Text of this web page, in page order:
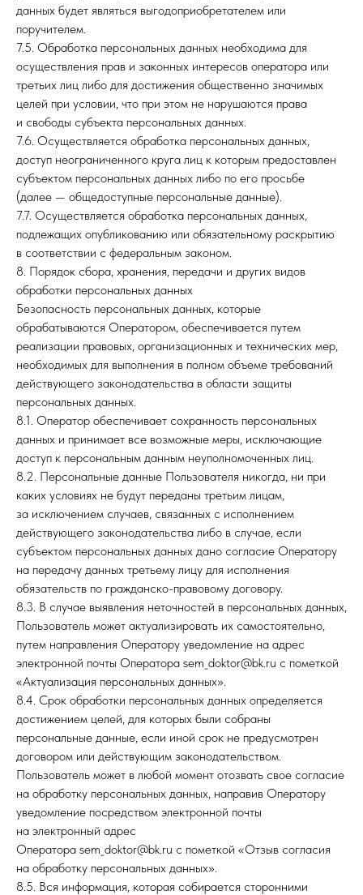
данных будет являться выгодоприобретателем или
поручителем.
7.5. Обработка персональных данных необходима для
осуществления прав и законных интересов оператора или
третьих лиц либо для достижения общественно значимых
целей при условии, что при этом не нарушаются права
и свободы субъекта персональных данных.
7.6. Осуществляется обработка персональных данных,
доступ неограниченного круга лиц к которым предоставлен
субъектом персональных данных либо по его просьбе
(далее — общедоступные персональные данные).
7.7. Осуществляется обработка персональных данных,
подлежащих опубликованию или обязательному раскрытию
в соответствии с федеральным законом.
8. Порядок сбора, хранения, передачи и других видов
обработки персональных данных
Безопасность персональных данных, которые
обрабатываются Оператором, обеспечивается путем
реализации правовых, организационных и технических мер,
необходимых для выполнения в полном объеме требований
действующего законодательства в области защиты
персональных данных.
8.1. Оператор обеспечивает сохранность персональных
данных и принимает все возможные меры, исключающие
доступ к персональным данным неуполномоченных лиц.
8.2. Персональные данные Пользователя никогда, ни при
каких условиях не будут переданы третьим лицам,
за исключением случаев, связанных с исполнением
действующего законодательства либо в случае, если
субъектом персональных данных дано согласие Оператору
на передачу данных третьему лицу для исполнения
обязательств по гражданско-правовому договору.
8.3. В случае выявления неточностей в персональных данных,
Пользователь может актуализировать их самостоятельно,
путем направления Оператору уведомление на адрес
электронной почты Оператора sem_doktor@bk.ru с пометкой
«Актуализация персональных данных».
8.4. Срок обработки персональных данных определяется
достижением целей, для которых были собраны
персональные данные, если иной срок не предусмотрен
договором или действующим законодательством.
Пользователь может в любой момент отозвать свое согласие
на обработку персональных данных, направив Оператору
уведомление посредством электронной почты
на электронный адрес
Оператора sem_doktor@bk.ru с пометкой «Отзыв согласия
на обработку персональных данных».
8.5. Вся информация, которая собирается сторонними